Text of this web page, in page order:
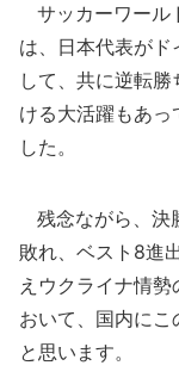
サッカーワール
は、日本代表が
して、共に逆転
ける大活躍もあっ
した。
残念ながら、決
敗れ、ベスト8進
えウクライナ情
おいて、国内に
と思います。